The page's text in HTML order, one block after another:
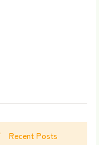
Recent Posts